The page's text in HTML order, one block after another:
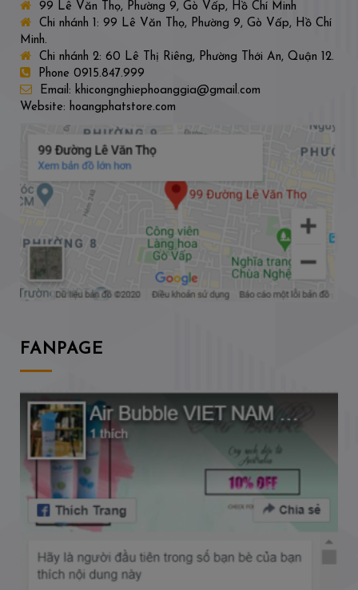
99 Lê Văn Thọ, Phường 9, Gò Vấp, Hồ Chí Minh
Chi nhánh 1: 99 Lê Văn Thọ, Phường 9, Gò Vấp, Hồ Chí
Minh.
Chi nhánh 2: 60 Lê Thị Riêng, Phường Thới An, Quận 12.
Phone 0915.847.999
Email: khicongnghiephoanggia@gmail.com
Website: hoangphatstore.com
FANPAGE